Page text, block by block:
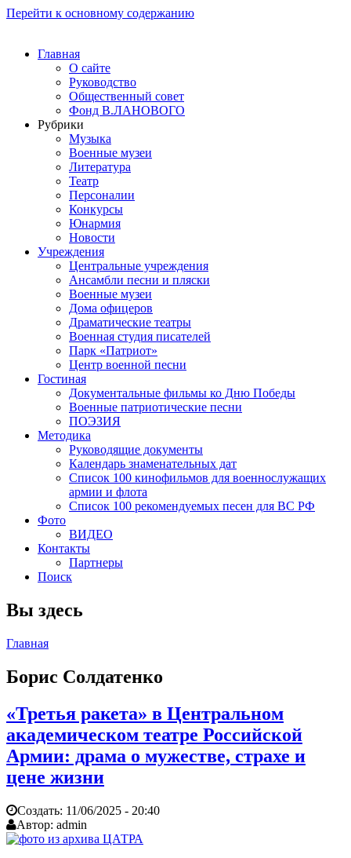
Перейти к основному содержанию
Главная
О сайте
Руководство
Общественный совет
Фонд В.ЛАНОВОГО
Рубрики
Музыка
Военные музеи
Литература
Театр
Персоналии
Конкурсы
Юнармия
Новости
Учреждения
Центральные учреждения
Ансамбли песни и пляски
Военные музеи
Дома офицеров
Драматические театры
Военная студия писателей
Парк «Патриот»
Центр военной песни
Гостиная
Документальные фильмы ко Дню Победы
Военные патриотические песни
ПОЭЗИЯ
Методика
Руководящие документы
Календарь знаменательных дат
Список 100 кинофильмов для военнослужащих
армии и флота
Список 100 рекомендуемых песен для ВС РФ
Фото
ВИДЕО
Контакты
Партнеры
Поиск
Вы здесь
Главная
Борис Солдатенко
«Третья ракета» в Центральном
академическом театре Российской
Армии: драма о мужестве, страхе и
цене жизни
Создать: 11/06/2025 - 20:40
Автор: admin